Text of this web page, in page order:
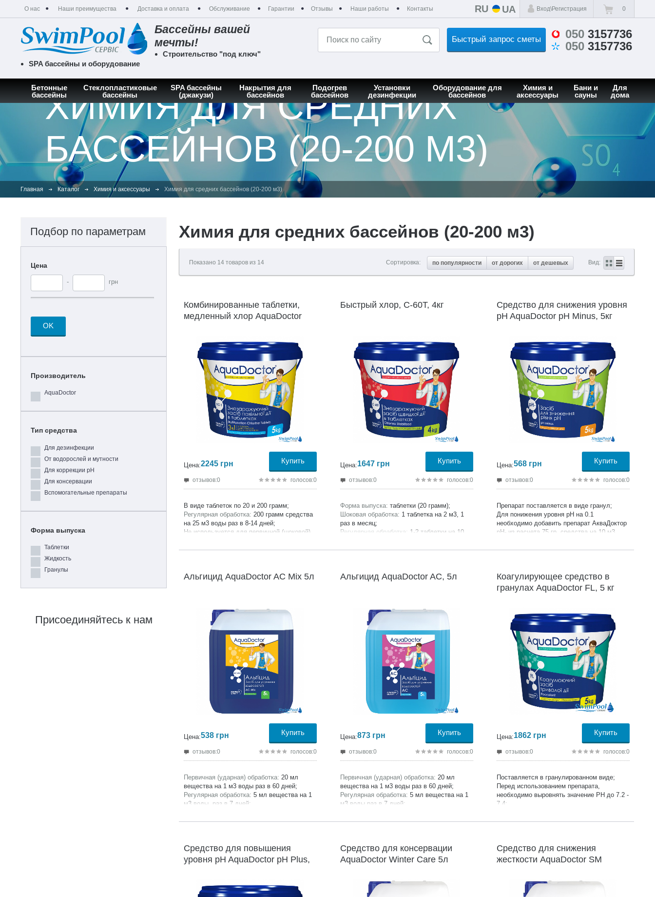
RU UA Вход\Регистрация 0
О нас Наши преимущества Доставка и оплата Обслуживание Гарантии Отзывы Наши работы Контакты
Бассейны вашей
мечты!
Строительство "под ключ"
SPA бассейны и оборудование
050 3157736
050 3157736
Быстрый запрос сметы
Бетонные
бассейны
Стеклопластиковые
бассейны
SPA бассейны
(джакузи)
Накрытия для
бассейнов
Подогрев
бассейнов
Установки
дезинфекции
Оборудование для
бассейнов
Химия и
аксессуары
Бани и
сауны
Для
дома
Главная Каталог Химия и аксессуары Химия для средних бассейнов (20-200 м3)
ХИМИЯ ДЛЯ СРЕДНИХ
БАССЕЙНОВ (20-200 М3)
Подбор по параметрам
Цена
- грн
OK
Производитель
AquaDoctor
Тип средства
Для дезинфекции
От водорослей и мутности
Для коррекции pH
Для консервации
Вспомогательные препараты
Форма выпуска
Таблетки
Жидкость
Гранулы
Присоединяйтесь к нам
Химия для средних бассейнов (20-200 м3)
Показано 14 товаров из 14 Сортировка: по популярности от дорогих от дешевых Вид:
Комбинированные таблетки,
медленный хлор AquaDoctor
Цена:2245 грн Купить
отзывов:0 голосов:0
В виде таблеток по 20 и 200 грамм;
Регулярная обработка: 200 грамм средства
на 25 м3 воды раз в 8-14 дней;
Не используется для первичной (шоковой)
Продукция сертифицирована;
Быстрый хлор, C-60T, 4кг
Цена:1647грн Купить
отзывов:0 голосов:0
Форма выпуска: таблетки (20 грамм);
Шоковая обработка: 1 таблетка на 2 м3, 1
раз в месяц;
Регулярная обработка: 1-2 таблетки на 10
Продукция сертифицирована;
Средство для снижения уровня
pH AquaDoctor pH Minus, 5кг
Цена:568грн Купить
отзывов:0 голосов:0
Препарат поставляется в виде гранул;
Для понижения уровня pH на 0.1
необходимо добавить препарат АкваДоктор
рН- из расчета 75 гр. средства на 10 м3
Необходимо проверять уровень pH один раз
Продукция сертифицирована;
Производитель:AquaDoctor;
Гарантия:24 месяца;
Альгицид AquaDoctor AC Mix 5л
Цена:538 грн Купить
отзывов:0 голосов:0
Первичная (ударная) обработка: 20 мл
вещества на 1 м3 воды раз в 60 дней;
Регулярная обработка: 5 мл вещества на 1
м3 воды, раз в 7 дней;
Производитель:AquaDoctor;
Альгицид AquaDoctor AC, 5л
Цена:873грн Купить
отзывов:0 голосов:0
Первичная (ударная) обработка: 20 мл
вещества на 1 м3 воды раз в 60 дней;
Регулярная обработка: 5 мл вещества на 1
м3 воды раз в 7 дней;
Производитель:AquaDoctor;
Коагулирующее средство в
гранулах AquaDoctor FL, 5 кг
Цена:1862грн Купить
отзывов:0 голосов:0
Поставляется в гранулированном виде;
Перед использованием препарата,
необходимо выровнять значение PH до 7.2 -
7.4;
помутнения воды в расчете 25-50 гр
Производитель: AquaDoctor;
Гарантия: 24 месяца;
Средство для повышения
уровня pH AquaDoctor pH Plus,
Средство для консервации
AquaDoctor Winter Care 5л
Средство для снижения
жесткости AquaDoctor SM